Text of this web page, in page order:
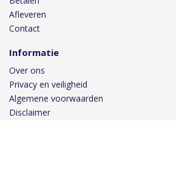
Afleveren
Contact
Informatie
Over ons
Privacy en veiligheid
Algemene voorwaarden
Disclaimer